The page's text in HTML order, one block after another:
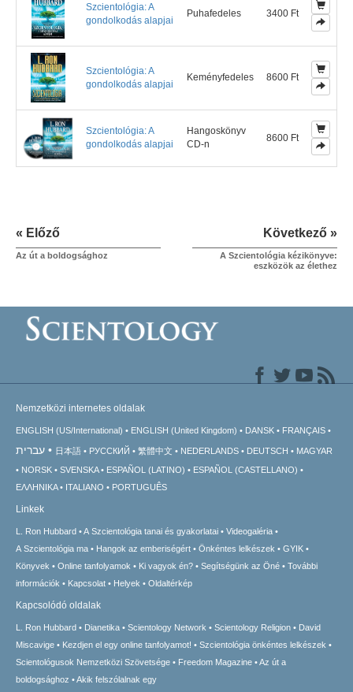
Szcientológia: A
gondolkodás alapjai
Puhafedeles 3400 Ft
Szcientológia: A
gondolkodás alapjai
Keményfedeles 8600 Ft
Szcientológia: A
gondolkodás alapjai
Hangoskönyv
CD-n
8600 Ft
« Előző
Az út a boldogsághoz
Következő »
A Szcientológia kézikönyve:
eszközök az élethez
Nemzetközi internetes oldalak
ENGLISH (US/International) ENGLISH (United Kingdom) DANSK FRANÇAIS
עברית 日本語 РУССКИЙ 繁體中文 NEDERLANDS DEUTSCH
MAGYAR
NORSK
SVENSKA ESPAÑOL (LATINO)
ESPAÑOL (CASTELLANO)
ΕΛΛΗΝΙΚA
ITALIANO PORTUGUÊS
Linkek
L. Ron Hubbard A Szcientológia tanai és gyakorlatai
Videogaléria
A Szcientológia ma
Hangok az emberiségért Önkéntes lelkészek
GYIK
Könyvek
Online tanfolyamok Ki vagyok én? Segítségünk az Öné
További
információk
Kapcsolat Helyek Oldaltérkép
Kapcsolódó oldalak
L. Ron Hubbard Dianetika Scientology Network Scientology Religion
David
Miscavige
Kezdjen el egy online tanfolyamot!
Szcientológia önkéntes lelkészek
Scientológusok Nemzetközi Szövetsége
Freedom Magazine
Az út a
boldogsághoz
Akik felszólalnak egy